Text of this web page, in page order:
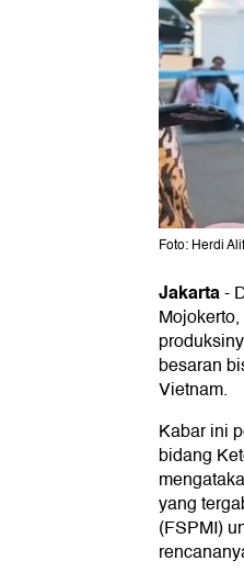
Foto: Herdi
Jakarta-
besaran
Vietnam.
Kabar ini
bidang
yang
(FSPMI)